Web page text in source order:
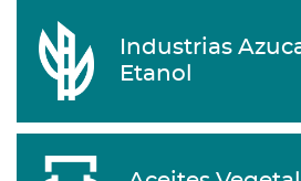
Industrias
Etanol